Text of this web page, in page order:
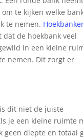
te kijken welke
te nemen.
de hoekbank veel
in een kleine
nemen. Dit zorgt er
dit niet de juiste
je een kleine ruimte
geen diepte en totaal